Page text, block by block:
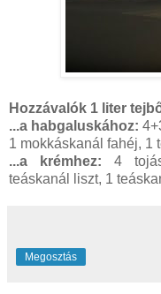
Hozzávalók 1 liter
...a habgaluskához:
1 mokkáskanál fahéj, 1
...a krémhez: 4
teáskanál liszt, 1
Megosztás